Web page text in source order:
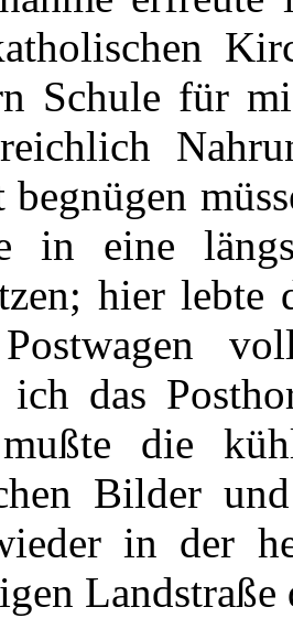
Schule für
begnügen
in eine
hier lebte
ich das
die
Bilder
in der